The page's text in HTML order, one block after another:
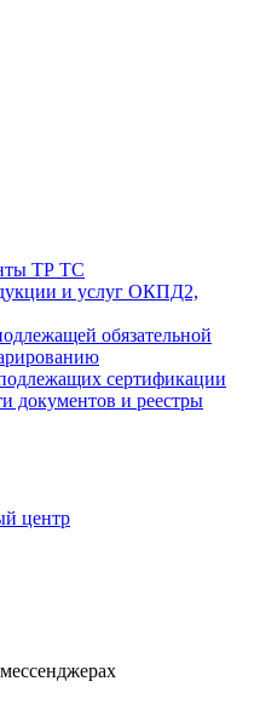
ТР ТС
и услуг ОКПД2,
обязательной
сертификации
документов и реестры
центр